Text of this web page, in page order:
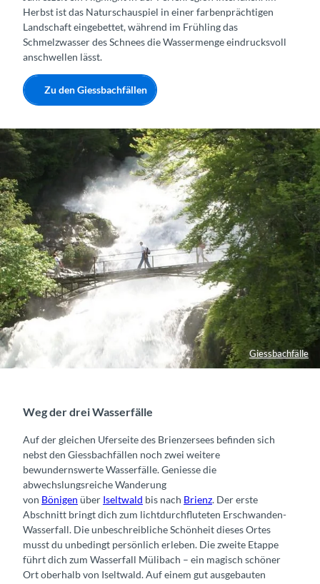
Herbst ist das Naturschauspiel in einer farbenprächtigen
Landschaft eingebettet, während im Frühling das
Schmelzwasser des Schnees die Wassermenge eindrucksvoll
anschwellen lässt.
Zu den Giessbachfällen
Giessbachfälle
Weg der drei Wasserfälle
Auf der gleichen Uferseite des Brienzersees befinden sich
nebst den Giessbachfällen noch zwei weitere
bewundernswerte Wasserfälle. Geniesse die
abwechslungsreiche Wanderung
von Bönigen über Iseltwald bis nach Brienz. Der erste
Abschnitt bringt dich zum lichtdurchfluteten Erschwanden-
Wasserfall. Die unbeschreibliche Schönheit dieses Ortes
musst du unbedingt persönlich erleben. Die zweite Etappe
führt dich zum Wasserfall Mülibach – ein magisch schöner
Ort oberhalb von Iseltwald. Auf einem gut ausgebauten